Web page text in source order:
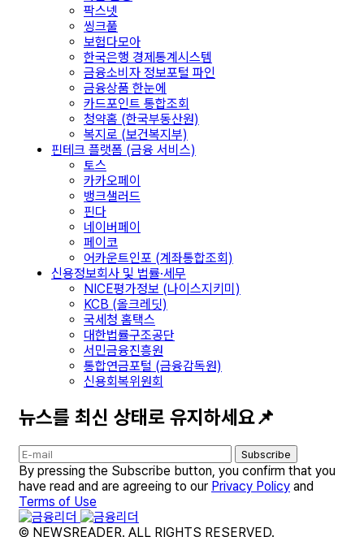
팍스넷
씽크풀
보험다모아
한국은행 경제통계시스템
금융소비자 정보포털 파인
금융상품 한눈에
카드포인트 통합조회
청약홈 (한국부동산원)
복지로 (보건복지부)
핀테크 플랫폼 (금융 서비스)
토스
카카오페이
뱅크샐러드
핀다
네이버페이
페이코
어카운트인포 (계좌통합조회)
신용정보회사 및 법률·세무
NICE평가정보 (나이스지키미)
KCB (올크레딧)
국세청 홈택스
대한법률구조공단
서민금융진흥원
통합연금포털 (금융감독원)
신용회복위원회
뉴스를 최신 상태로 유지하세요📌
Subscribe
By pressing the Subscribe button, you confirm that you
have read and are agreeing to our Privacy Policy and
Terms of Use
© NEWSREADER. ALL RIGHTS RESERVED.